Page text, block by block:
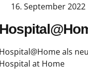
16. September 2022
Hospital@Home als
Hospital at Home